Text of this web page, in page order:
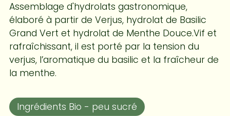
Assemblage d'hydrolats gastronomique,
élaboré à partir de Verjus, hydrolat de Basilic
Grand Vert et hydrolat de Menthe Douce.Vif et
rafraîchissant, il est porté par la tension du
verjus, l’aromatique du basilic et la fraîcheur de
la menthe.
Ingrédients Bio - peu sucré